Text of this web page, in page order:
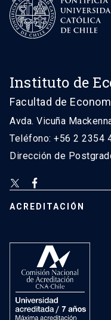
Instituto de
Facultad de
Avda. Vicuña
Teléfono: +56 2 2354
Dirección de
ACREDITACIÓN